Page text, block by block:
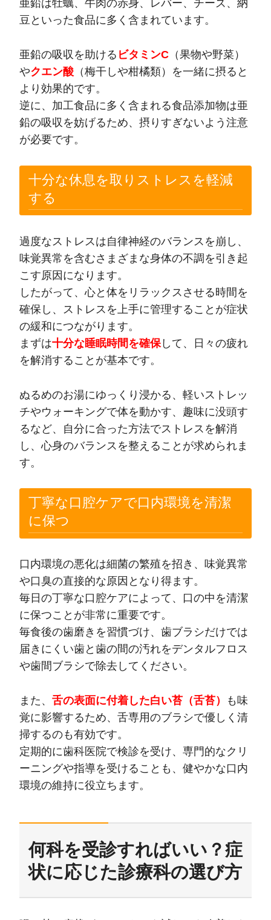
亜鉛は牡蠣、牛肉の赤身、レバー、チーズ、納
豆といった食品に多く含まれています。
亜鉛の吸収を助ける ビタミンC （果物や野菜）
やクエン酸 （梅干しや柑橘類）を一緒に摂ると
より効果的です。
逆に、加工食品に多く含まれる食品添加物は亜
鉛の吸収を妨げるため、摂りすぎないよう注意
が必要です。
十分な休息を取りストレスを軽減
する
過度なストレスは自律神経のバランスを崩し、
味覚異常を含むさまざまな身体の不調を引き起
こす原因になります。
したがって、心と体をリラックスさせる時間を
確保し、ストレスを上手に管理することが症状
の緩和につながります。
まずは十分な睡眠時間を確保 して、日々の疲れ
を解消することが基本です。
ぬるめのお湯にゆっくり浸かる、軽いストレッ
チやウォーキングで体を動かす、趣味に没頭す
るなど、自分に合った方法でストレスを解消
し、心身のバランスを整えることが求められま
す。
丁寧な口腔ケアで口内環境を清潔
に保つ
口内環境の悪化は細菌の繁殖を招き、味覚異常
や口臭の直接的な原因となり得ます。
毎日の丁寧な口腔ケアによって、口の中を清潔
に保つことが非常に重要です。
毎食後の歯磨きを習慣づけ、歯ブラシだけでは
届きにくい歯と歯の間の汚れをデンタルフロス
や歯間ブラシで除去してください。
また、 舌の表面に付着した白い苔（舌苔）
も味
覚に影響するため、舌専用のブラシで優しく清
掃するのも有効です。
定期的に歯科医院で検診を受け、専門的なクリ
ーニングや指導を受けることも、健やかな口内
環境の維持に役立ちます。
何科を受診すればいい？症
状に応じた診療科の選び方